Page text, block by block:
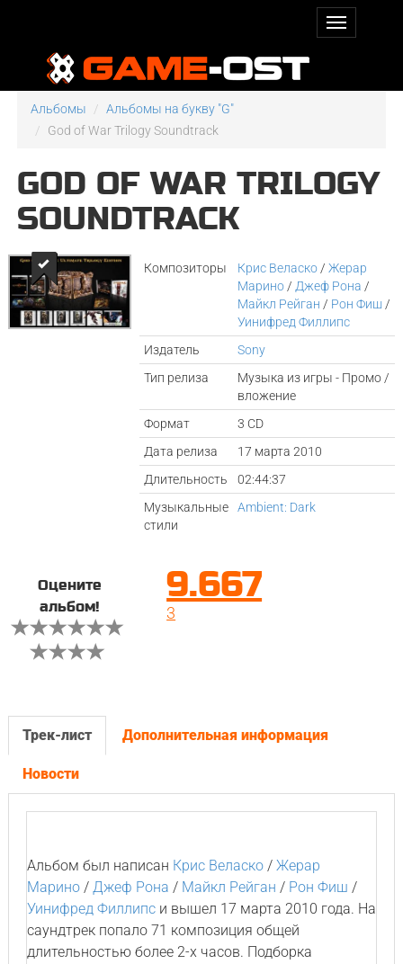
Альбомы
Альбомы на букву "G"
God of War Trilogy Soundtrack
GOD OF WAR TRILOGY
SOUNDTRACK
Композиторы Крис Веласко /Жерар
Марино / Джеф Рона /
Майкл Рейган / Рон Фиш /
Уинифред Филлипс
Издатель
Sony
Тип релиза
Музыка из игры - Промо /
вложение
Формат
3 CD
Дата релиза
17 марта 2010
Длительность
02:44:37
Музыкальные
стили
Ambient: Dark
Оцените
альбом!
9.667
3
Трек-лист Дополнительная информация
Новости
Альбом был написан Крис Веласко/ Жерар
Марино/ Джеф Рона / Майкл Рейган / Рон Фиш /
Уинифред Филлипси вышел 17 марта 2010 года. На
саундтрек попало 71 композиция общей
длительностью более 2-х часов. Подборка